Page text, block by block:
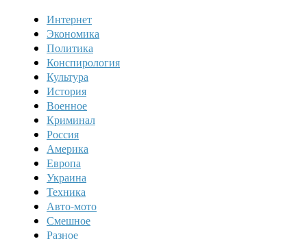
Интернет
Экономика
Политика
Конспирология
Культура
История
Военное
Криминал
Россия
Америка
Европа
Украина
Техника
Авто-мото
Смешное
Разное